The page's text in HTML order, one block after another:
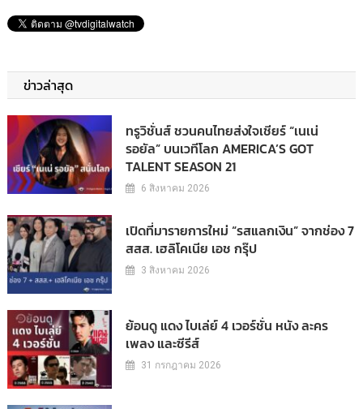
ข่าวล่าสุด
ทรูวิชั่นส์ ชวนคนไทยส่งใจเชียร์ “เนเน่
รอยัล” บนเวทีโลก AMERICA’S GOT
TALENT SEASON 21
6 สิงหาคม 2026
เปิดที่มารายการใหม่ “รสแลกเงิน” จากช่อง 7
สสส. เฮลิโคเนีย เอช กรุ๊ป
3 สิงหาคม 2026
ย้อนดู แดง ไบเล่ย์ 4 เวอร์ชั่น หนัง ละคร
เพลง และซีรีส์
31 กรกฎาคม 2026